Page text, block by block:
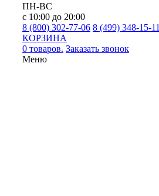
ПН-ВС
с 10:00 до 20:00
8 (800) 302-77-06 8 (499) 348-15-11
КОРЗИНА
0 товаров. Заказать звонок
Меню